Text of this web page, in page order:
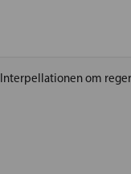
Interpellationen om